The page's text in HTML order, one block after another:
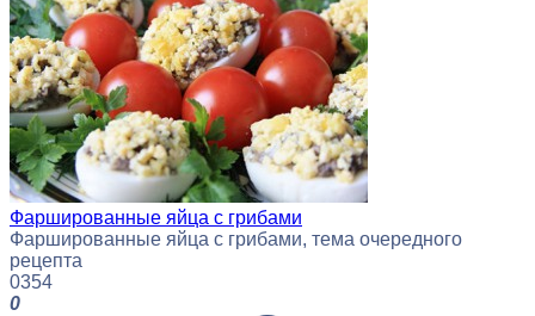
Фаршированные яйца с грибами
Фаршированные яйца с грибами, тема очередного
рецепта
0354
0